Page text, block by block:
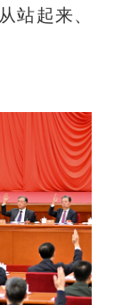
站起来、